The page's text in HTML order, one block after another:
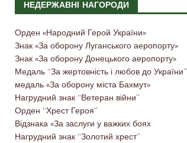
НЕДЕРЖАВНІ НАГОРОДИ
Орден «Народний Герой України»
Знак «За оборону Луганського аеропорту»
Знак «За оборону Донецького аеропорту»
Медаль “За жертовність і любов до України”
медаль «За оборону міста Бахмут»
Нагрудний знак “Ветеран війни”
Орден “Хрест Героя”
Відзнака «За заслуги у важких боях
Нагрудний знак “Золотий хрест”